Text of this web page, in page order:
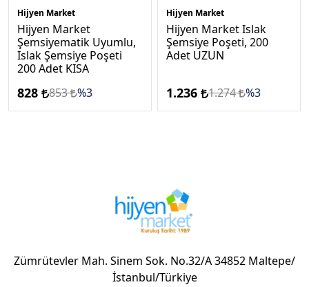
Hijyen Market
Hijyen Market
Şemsiyematik Uyumlu,
Islak Şemsiye Poşeti
200 Adet KISA
828 853 %3
Hijyen Market
Hijyen Market Islak
Şemsiye Poşeti, 200
Adet UZUN
1.236 1.274 %3
Zümrütevler Mah. Sinem Sok. No.32/A 34852 Maltepe/
İstanbul/Türkiye